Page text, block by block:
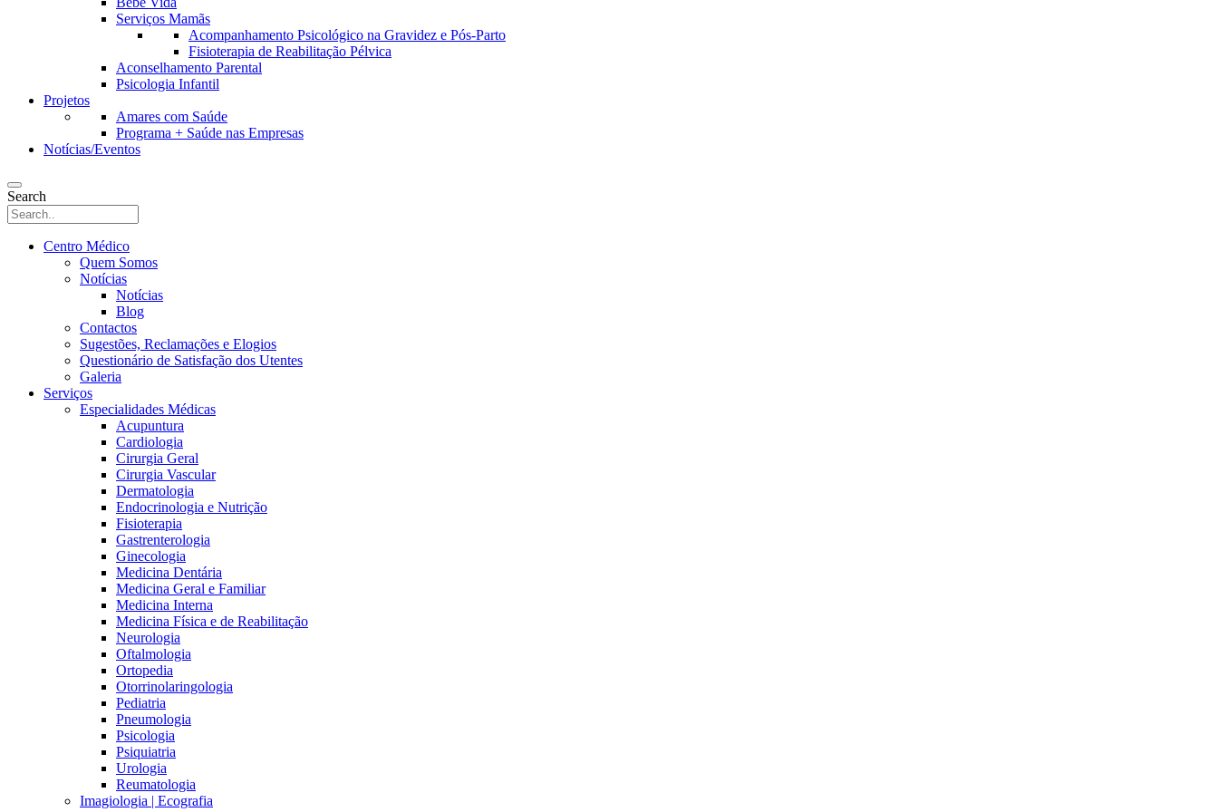
Serviços Mamãs
Acompanhamento Psicológico na Gravidez e Pós-Parto
Fisioterapia de Reabilitação Pélvica
Aconselhamento Parental
Psicologia Infantil
Projetos
Amares com Saúde
Programa + Saúde nas Empresas
Notícias/Eventos
Search
Centro Médico
Quem Somos
Notícias
Notícias
Blog
Contactos
Sugestões, Reclamações e Elogios
Questionário de Satisfação dos Utentes
Galeria
Serviços
Especialidades Médicas
Acupuntura
Cardiologia
Cirurgia Geral
Cirurgia Vascular
Dermatologia
Endocrinologia e Nutrição
Fisioterapia
Gastrenterologia
Ginecologia
Medicina Dentária
Medicina Geral e Familiar
Medicina Interna
Medicina Física e de Reabilitação
Neurologia
Oftalmologia
Ortopedia
Otorrinolaringologia
Pediatria
Pneumologia
Psicologia
Psiquiatria
Urologia
Reumatologia
Imagiologia | Ecografia